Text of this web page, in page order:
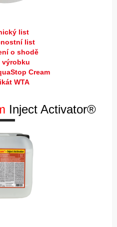
list
list
o shodě
výrobku
Cream
WTA
Inject Activator®